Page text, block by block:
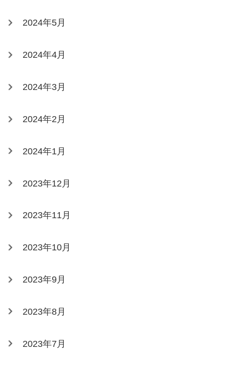
2024年5月
2024年4月
2024年3月
2024年2月
2024年1月
2023年12月
2023年11月
2023年10月
2023年9月
2023年8月
2023年7月